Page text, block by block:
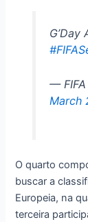
G’Day
— FIFA
March
O quarto
buscar a
Europeia, na
terceira